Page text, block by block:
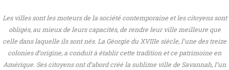
Les villes sont les moteurs de la société contemporaine et les citoyens sont
obligés, au mieux de leurs capacités, de rendre leur ville meilleure que
celle dans laquelle ils sont nés. La Géorgie du XVIIIe siècle, l’une des treize
colonies d’origine, a conduit à établir cette tradition et ce patrimoine en
Amérique. Ses citoyens ont d’abord créé la sublime ville de Savannah, l’un